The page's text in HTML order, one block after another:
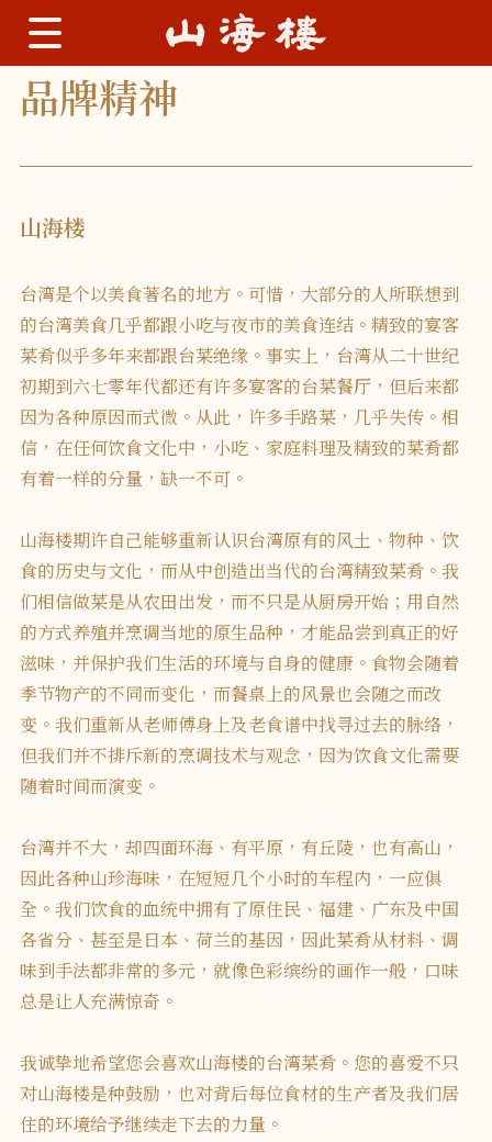
品牌精神
山海楼
台湾是个以美食著名的地方。可惜，大部分的人所联想到
的台湾美食几乎都跟小吃与夜市的美食连结。精致的宴客
菜肴似乎多年来都跟台菜绝缘。事实上，台湾从二十世纪
初期到六七零年代都还有许多宴客的台菜餐厅，但后来都
因为各种原因而式微。从此，许多手路菜，几乎失传。相
信，在任何饮食文化中，小吃、家庭料理及精致的菜肴都
有着一样的分量，缺一不可。
山海楼期许自己能够重新认识台湾原有的风土、物种、饮
食的历史与文化，而从中创造出当代的台湾精致菜肴。我
们相信做菜是从农田出发，而不只是从厨房开始；用自然
的方式养殖并烹调当地的原生品种，才能品尝到真正的好
滋味，并保护我们生活的环境与自身的健康。食物会随着
季节物产的不同而变化，而餐桌上的风景也会随之而改
变。我们重新从老师傅身上及老食谱中找寻过去的脉络，
但我们并不排斥新的烹调技术与观念，因为饮食文化需要
随着时间而演变。
台湾并不大，却四面环海、有平原，有丘陵，也有高山，
因此各种山珍海味，在短短几个小时的车程内，一应俱
全。我们饮食的血统中拥有了原住民、福建、广东及中国
各省分、甚至是日本、荷兰的基因，因此菜肴从材料、调
味到手法都非常的多元，就像色彩缤纷的画作一般，口味
总是让人充满惊奇。
我诚挚地希望您会喜欢山海楼的台湾菜肴。您的喜爱不只
对山海楼是种鼓励，也对背后每位食材的生产者及我们居
住的环境给予继续走下去的力量。